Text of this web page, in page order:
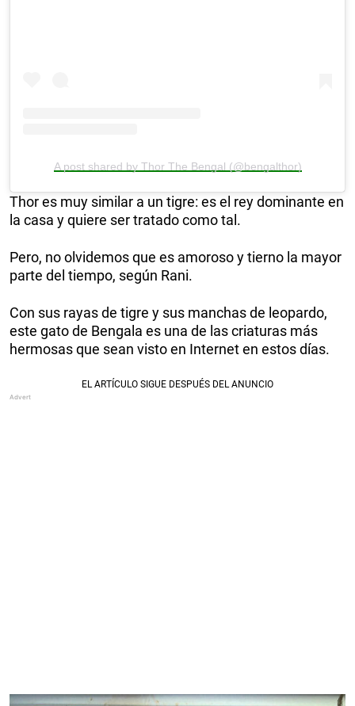
A post shared by Thor The Bengal (@bengalthor)
Thor es muy similar a un tigre: es el rey dominante en
la casa y quiere ser tratado como tal.
Pero, no olvidemos que es amoroso y tierno la mayor
parte del tiempo, según Rani.
Con sus rayas de tigre y sus manchas de leopardo,
este gato de Bengala es una de las criaturas más
hermosas que sean visto en Internet en estos días.